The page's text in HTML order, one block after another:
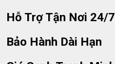
Hỗ Trợ Tận Nơi 24/7
Bảo Hành Dài Hạn